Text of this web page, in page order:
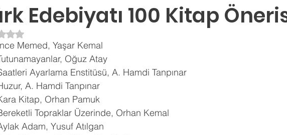
TYT-AYT
PDR Rehberlik Psikoloji Tercih Danışmanı
Terapisi
Edebiyatı 100 Kitap
5 üzerinden NaN yıldız
Memed, Yaşar Kemal
Oğuz Atay
Ayarlama Enstitüsü, A. Hamdi Tanpınar
A. Hamdi Tanpınar
Kitap, Orhan Pamuk
Topraklar Üzerinde, Orhan Kemal
Adam, Yusuf Atılgan